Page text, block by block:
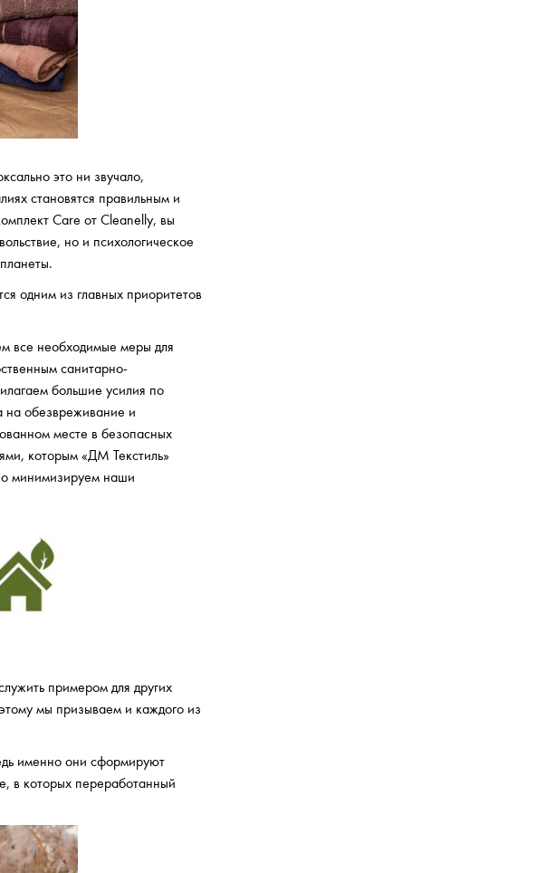
это ни звучало,
становятся правильным и
Care от Cleanelly, вы
но и психологическое
одним из главных приоритетов
все необходимые меры для
санитарно-
большие усилия по
на обезвреживание и
месте в безопасных
которым «ДМ Текстиль»
минимизируем наши
примером для других
мы призываем и каждого из
именно они сформируют
в которых переработанный